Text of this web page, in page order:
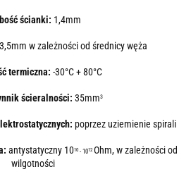
ścianki: 1,4mm
w zależności od średnicy węża
termiczna: -30°C + 80°C
ścieralności: 35mm3
poprzez uziemienie spirali
antystatyczny 1010- 1012 Ohm, w zależności od
wilgotności